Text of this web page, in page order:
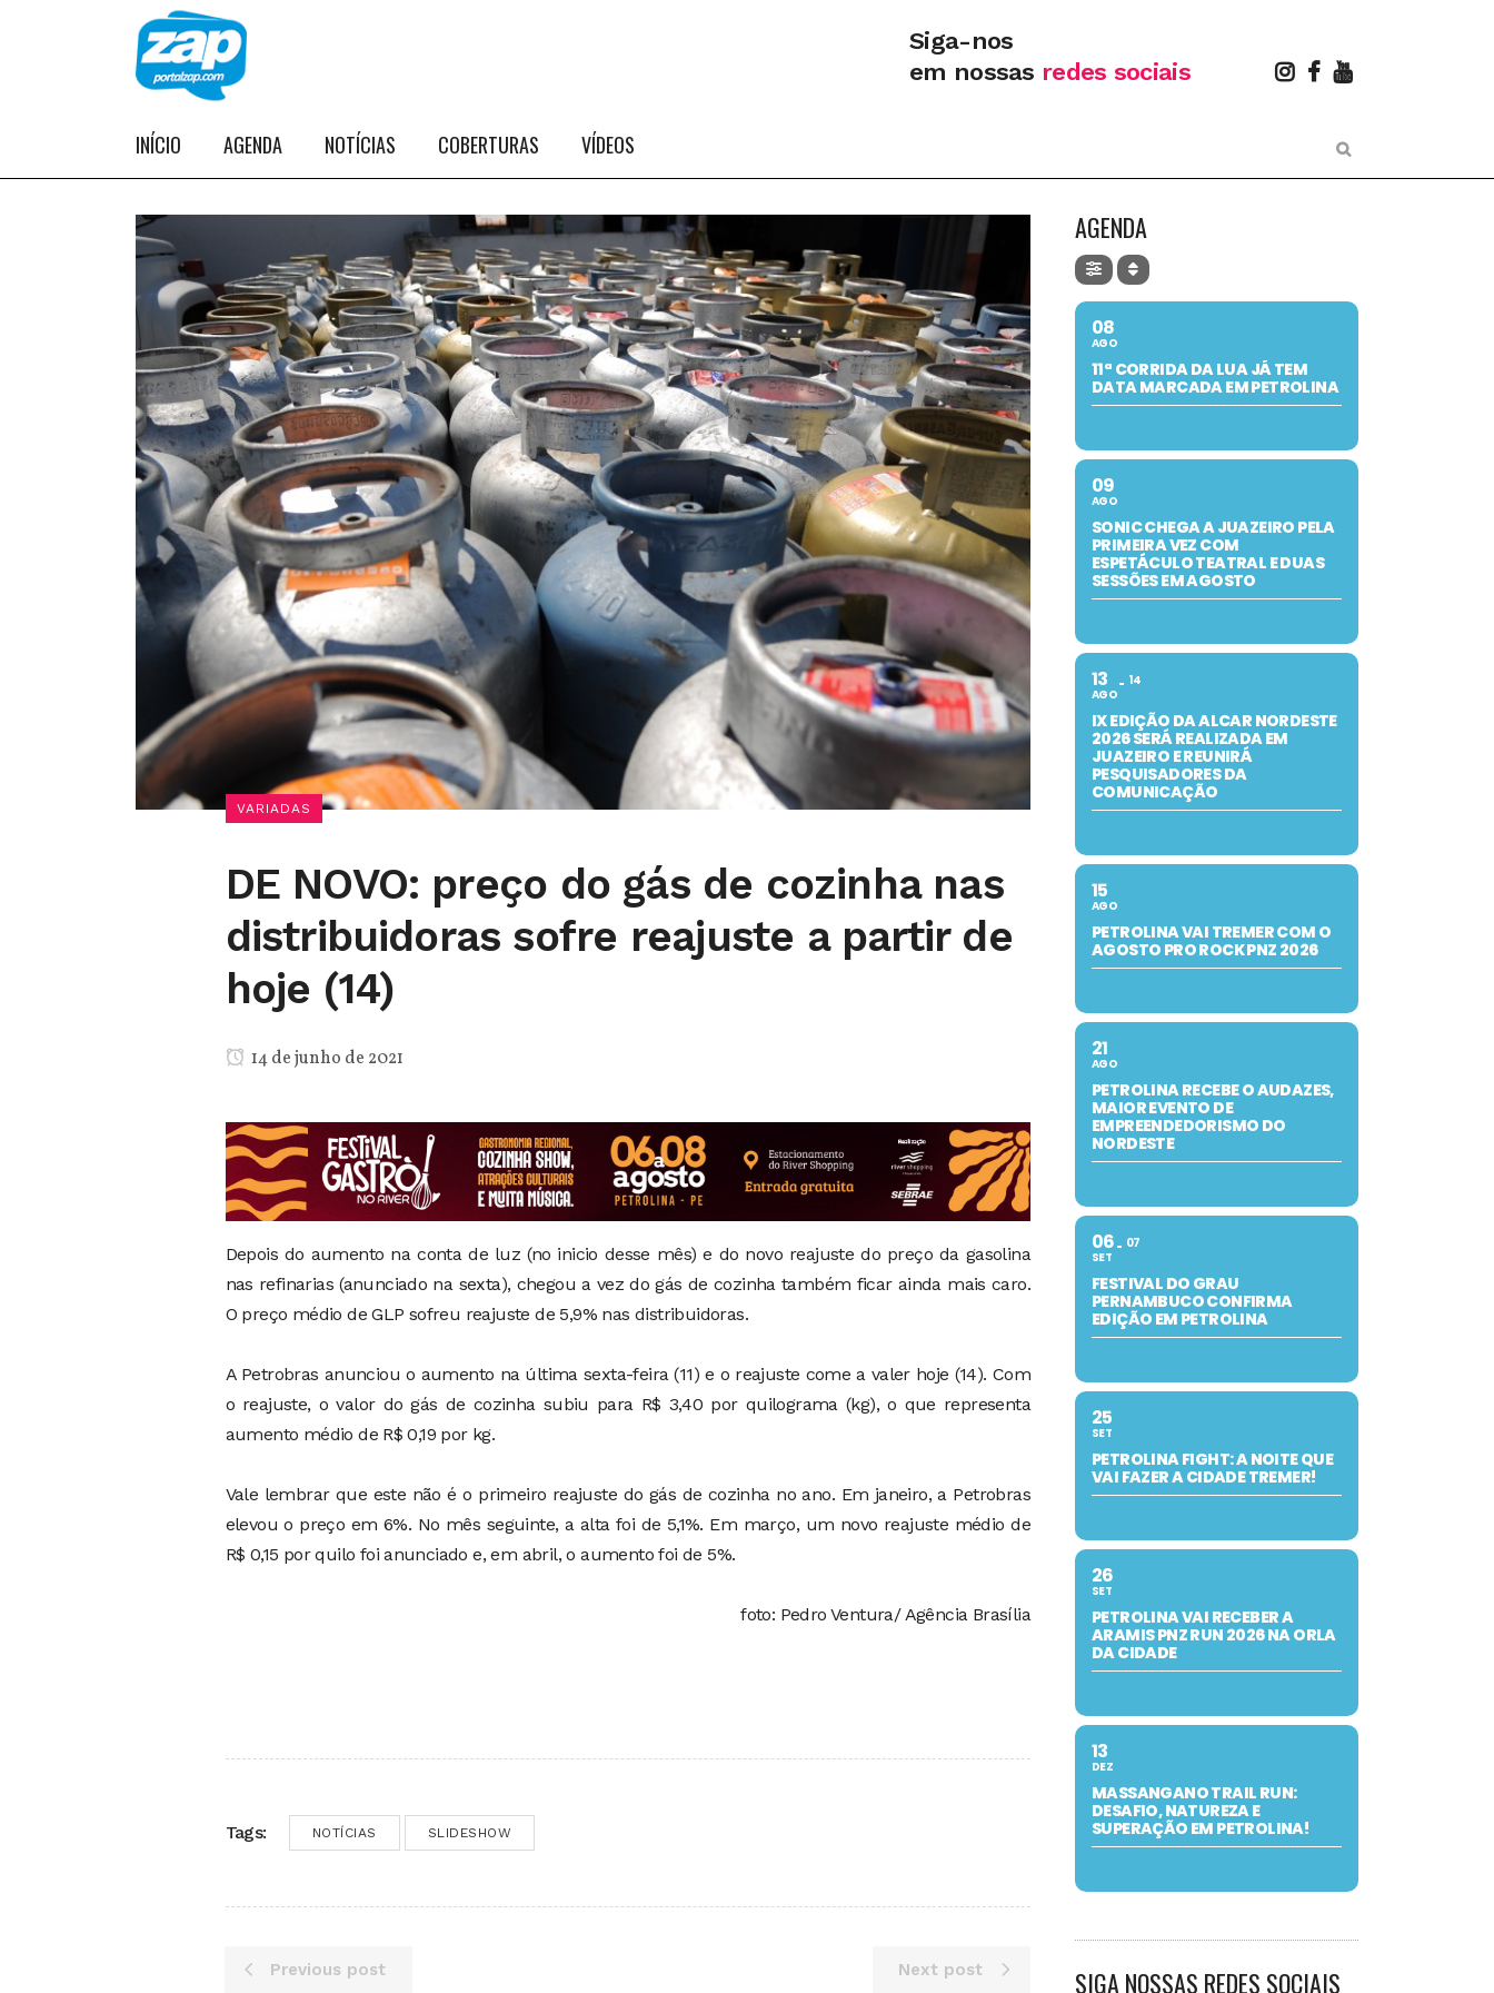
Siga-nos
em nossas redes sociais
INÍCIO AGENDA NOTÍCIAS COBERTURAS VÍDEOS
VARIADAS
DE NOVO: preço do gás de cozinha nas
distribuidoras sofre reajuste a partir de
hoje (14)
14 de junho de 2021
Depois do aumento na conta de luz (no inicio desse mês) e do novo reajuste do preço da gasolina
nas refinarias (anunciado na sexta), chegou a vez do gás de cozinha também ficar ainda mais caro.
O preço médio de GLP sofreu reajuste de 5,9% nas distribuidoras.
A Petrobras anunciou o aumento na última sexta-feira (11) e o reajuste come a valer hoje (14). Com
o reajuste, o valor do gás de cozinha subiu para R$ 3,40 por quilograma (kg), o que representa
aumento médio de R$ 0,19 por kg.
Vale lembrar que este não é o primeiro reajuste do gás de cozinha no ano. Em janeiro, a Petrobras
elevou o preço em 6%. No mês seguinte, a alta foi de 5,1%. Em março, um novo reajuste médio de
R$ 0,15 por quilo foi anunciado e, em abril, o aumento foi de 5%.
foto: Pedro Ventura/ Agência Brasília
Tags: NOTÍCIAS SLIDESHOW
Previous post Next post
AGENDA
08
AGO
11ª CORRIDA DA LUA JÁ TEM
DATA MARCADA EM PETROLINA
09
AGO
SONIC CHEGA A JUAZEIRO PELA
PRIMEIRA VEZ COM
ESPETÁCULO TEATRAL E DUAS
SESSÕES EM AGOSTO
13
AGO
14
IX EDIÇÃO DA ALCAR NORDESTE
2026 SERÁ REALIZADA EM
JUAZEIRO E REUNIRÁ
PESQUISADORES DA
COMUNICAÇÃO
15
AGO
PETROLINA VAI TREMER COM O
AGOSTO PRO ROCK PNZ 2026
21
AGO
PETROLINA RECEBE O AUDAZES,
MAIOR EVENTO DE
EMPREENDEDORISMO DO
NORDESTE
06
SET
07
FESTIVAL DO GRAU
PERNAMBUCO CONFIRMA
EDIÇÃO EM PETROLINA
25
SET
PETROLINA FIGHT: A NOITE QUE
VAI FAZER A CIDADE TREMER!
26
SET
PETROLINA VAI RECEBER A
ARAMIS PNZ RUN 2026 NA ORLA
DA CIDADE
13
DEZ
MASSANGANO TRAIL RUN:
DESAFIO, NATUREZA E
SUPERAÇÃO EM PETROLINA!
SIGA NOSSAS REDES SOCIAIS